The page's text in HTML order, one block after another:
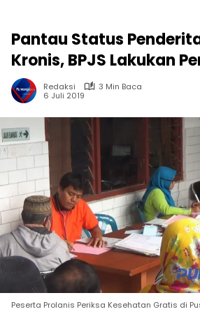
Pantau Status
Kronis, BPJS Lakukan
Redaksi
3 Min Baca
6 Juli 2019
Peserta Prolanis Periksa Kesehatan Gratis di